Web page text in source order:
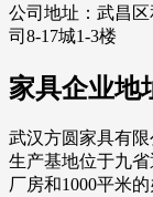
公司地址：武昌
司8-17城1-3楼
家具企业地
武汉方圆家具有
生产基地位于九
厂房和1000平米